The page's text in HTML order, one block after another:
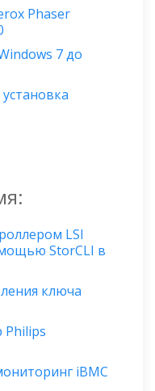
Phaser
7 до
LSI
StorCLI в
ключа
iBMC